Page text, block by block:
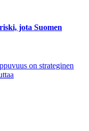
jota Suomen
on strateginen